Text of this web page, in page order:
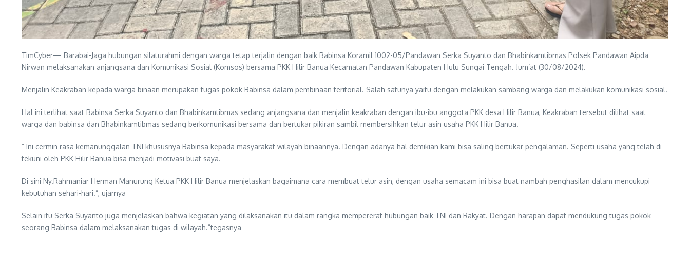
TimCyber— Barabai-Jaga hubungan silaturahmi dengan warga tetap terjalin dengan baik Babinsa Koramil 1002-05/Pandawan Serka Suyanto dan Bhabinkamtibmas Polsek Pandawan Aipda
Nirwan melaksanakan anjangsana dan Komunikasi Sosial (Komsos) bersama PKK Hilir Banua Kecamatan Pandawan Kabupaten Hulu Sungai Tengah. Jum’at (30/08/2024).
Menjalin Keakraban kepada warga binaan merupakan tugas pokok Babinsa dalam pembinaan teritorial. Salah satunya yaitu dengan melakukan sambang warga dan melakukan komunikasi sosial.
Hal ini terlihat saat Babinsa Serka Suyanto dan Bhabinkamtibmas sedang anjangsana dan menjalin keakraban dengan ibu-ibu anggota PKK desa Hilir Banua, Keakraban tersebut dilihat saat
warga dan babinsa dan Bhabinkamtibmas sedang berkomunikasi bersama dan bertukar pikiran sambil membersihkan telur asin usaha PKK Hilir Banua.
” Ini cermin rasa kemanunggalan TNI khususnya Babinsa kepada masyarakat wilayah binaannya. Dengan adanya hal demikian kami bisa saling bertukar pengalaman. Seperti usaha yang telah di
tekuni oleh PKK Hilir Banua bisa menjadi motivasi buat saya.
Di sini Ny.Rahmaniar Herman Manurung Ketua PKK Hilir Banua menjelaskan bagaimana cara membuat telur asin, dengan usaha semacam ini bisa buat nambah penghasilan dalam mencukupi
kebutuhan sehari-hari.”, ujarnya
Selain itu Serka Suyanto juga menjelaskan bahwa kegiatan yang dilaksanakan itu dalam rangka mempererat hubungan baik TNI dan Rakyat. Dengan harapan dapat mendukung tugas pokok
seorang Babinsa dalam melaksanakan tugas di wilayah.”tegasnya